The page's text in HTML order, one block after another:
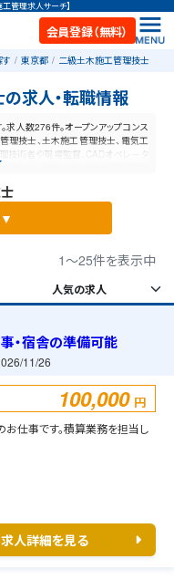
管理求人サーチ】
会員登録（無料）
東京都 二級土木施工管理技士
求人・転職情報
人数276件。オープンアップコンス
理技士、土木施工管理技士、電気工
術者や現場監督、CADオペレータ
ポータルサイトです。【毎日更新】
▼
1〜25件を表示中
・宿舎の準備可能
11/26
100,000 円
仕事です。積算業務を担当し
求人詳細を見る